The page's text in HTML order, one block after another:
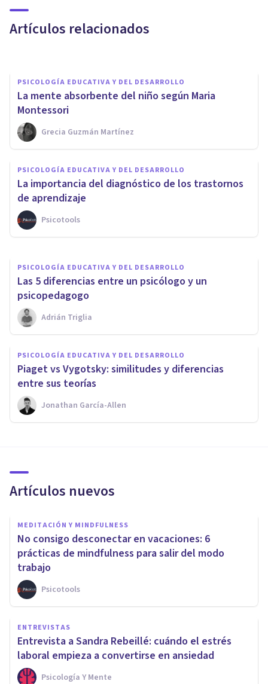
Artículos relacionados
hablar: 6 consejos
PSICOLOGÍA EDUCATIVA Y DEL DESARROLLO
La mente absorbente del niño según Maria
Montessori
Grecia Guzmán Martínez
PSICOLOGÍA EDUCATIVA Y DEL DESARROLLO
La importancia del diagnóstico de los trastornos
de aprendizaje
Psicotools
Andragogía: el aprendizaje en
edades avanzadas
Elisabet Rodríguez Camón
PSICOLOGÍA EDUCATIVA Y DEL DESARROLLO
Las 5 diferencias entre un psicólogo y un
psicopedagogo
Adrián Triglia
PSICOLOGÍA EDUCATIVA Y DEL DESARROLLO
​Piaget vs Vygotsky: similitudes y diferencias
entre sus teorías
Jonathan García-Allen
Artículos nuevos
MEDITACIÓN Y MINDFULNESS
No consigo desconectar en vacaciones: 6
prácticas de mindfulness para salir del modo
trabajo
Psicotools
ENTREVISTAS
Entrevista a Sandra Rebeillé: cuándo el estrés
laboral empieza a convertirse en ansiedad
Psicología Y Mente